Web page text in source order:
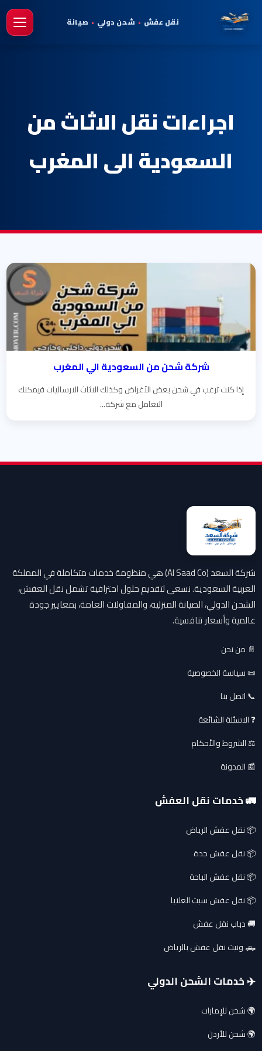
نقل عفش • شحن دولي • صيانة
اجراءات نقل الاثاث من
السعودية الى المغرب
شركة شحن من السعودية الي المغرب
إذا كنت ترغب في شحن بعض الأغراض وكذلك الاثاث الارساليات فيمكنك
التعامل مع شركة...
شركة السعد (Al Saad Co) هي منظومة خدمات متكاملة في المملكة
العربية السعودية. نسعى لتقديم حلول احترافية تشمل نقل العفش،
الشحن الدولي، الصيانة المنزلية، والمقاولات العامة، بمعايير جودة
عالمية وأسعار تنافسية.
📄 من نحن
📜 سياسة الخصوصية
📞 اتصل بنا
❓ الاسئلة الشائعة
⚖️ الشروط والأحكام
📰 المدونة
🚛 خدمات نقل العفش
📦 نقل عفش الرياض
📦 نقل عفش جدة
📦 نقل عفش الباحة
📦 نقل عفش سبت العلايا
🚚 دباب نقل عفش
🛻 ونيت نقل عفش بالرياض
✈️ خدمات الشحن الدولي
🌍 شحن للإمارات
🌍 شحن للأردن